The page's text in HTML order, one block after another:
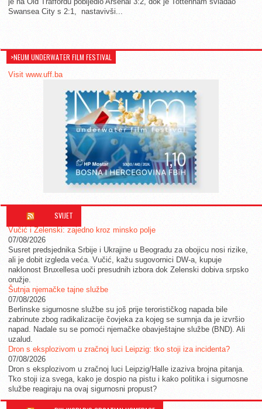
Swansea City s 2:1, nastavivši...
>NEUM UNDERWATER FILM FESTIVAL
Visit www.uff.ba
SVIJET
Vučić i Zelenski: zajedno kroz minsko polje
07/08/2026
Susret predsjednika Srbije i Ukrajine u Beogradu za obojicu nosi rizike,
ali je dobit izgleda veća. Vučić, kažu sugovornici DW-a, kupuje
naklonost Bruxellesa uoči presudnih izbora dok Zelenski dobiva srpsko
oružje.
Šutnja njemačke tajne službe
07/08/2026
Berlinske sigurnosne službe su još prije terorističkog napada bile
zabrinute zbog radikalizacije čovjeka za kojeg se sumnja da je izvršio
napad. Nadale su se pomoći njemačke obavještajne službe (BND). Ali
uzalud.
Dron s eksplozivom u zračnoj luci Leipzig: tko stoji iza incidenta?
07/08/2026
Dron s eksplozivom u zračnoj luci Leipzig/Halle izaziva brojna pitanja.
Tko stoji iza svega, kako je dospio na pistu i kako politika i sigurnosne
službe reagiraju na ovaj sigurnosni propust?